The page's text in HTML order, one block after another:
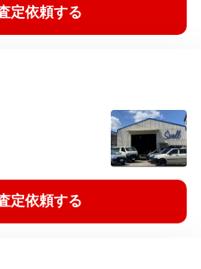
定依頼する
定依頼する